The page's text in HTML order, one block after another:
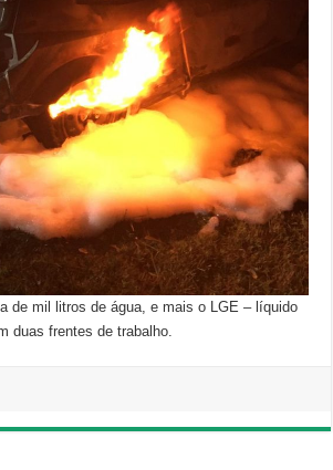
de mil litros de água, e mais o LGE – líquido
duas frentes de trabalho.